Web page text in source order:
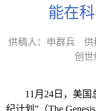
能在
供稿人：申群兵 供
创世
11 月 24 日，美国
纪计划”（The